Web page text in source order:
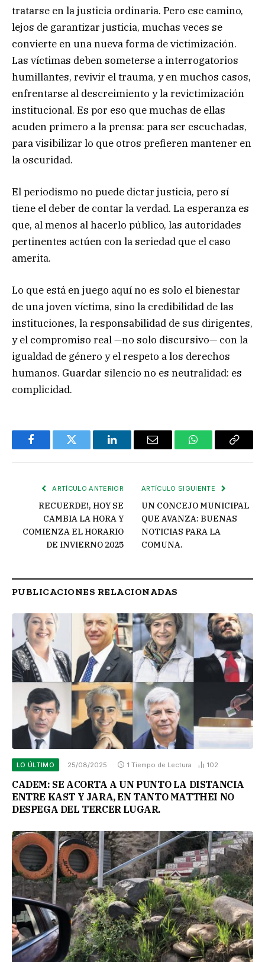
tratarse en la justicia ordinaria. Pero ese camino,
lejos de garantizar justicia, muchas veces se
convierte en una nueva forma de victimización.
Las víctimas deben someterse a interrogatorios
humillantes, revivir el trauma, y en muchos casos,
enfrentarse al descreimiento y la revictimización
institucional. Es por eso que muchas de ellas
acuden primero a la prensa: para ser escuchadas,
para visibilizar lo que otros prefieren mantener en
la oscuridad.
El periodismo no puede dictar justicia, pero sí
tiene el deber de contar la verdad. La esperanza es
que, al menos al hacerlo público, las autoridades
pertinentes actúen con la seriedad que el caso
amerita.
Lo que está en juego aquí no es solo el bienestar
de una joven víctima, sino la credibilidad de las
instituciones, la responsabilidad de sus dirigentes,
y el compromiso real —no solo discursivo— con la
igualdad de género y el respeto a los derechos
humanos. Guardar silencio no es neutralidad: es
complicidad.
FacebookTwitter LinkedInEmail WhatsAppCopiar
ARTÍCULO ANTERIOR
RECUERDE!, HOY SE
CAMBIA LA HORA Y
COMIENZA EL HORARIO
DE INVIERNO 2025
ARTÍCULO SIGUIENTE
UN CONCEJO MUNICIPAL
QUE AVANZA: BUENAS
NOTICIAS PARA LA
COMUNA.
PUBLICACIONES RELACIONADAS
LO ÚLTIMO 25/08/2025 1 Tiempo de Lectura 102
CADEM: SE ACORTA A UN PUNTO LA DISTANCIA
ENTRE KAST Y JARA, EN TANTO MATTHEI NO
DESPEGA DEL TERCER LUGAR.